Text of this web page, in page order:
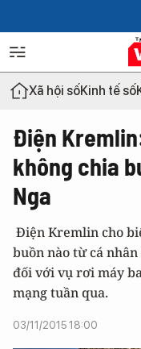
Xã hội sốKinh tế số
Điện
không chia
Nga
Điện Kremlin cho
buồn nào từ cá
đối với vụ rơi máy
mạng tuần qua.
03/11/2015 18:00